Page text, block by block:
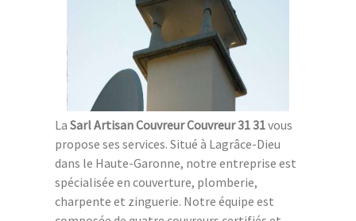
La Sarl Artisan Couvreur Couvreur 31 31vous
propose ses services. Situé à Lagrâce-Dieu
dans le Haute-Garonne, notre entreprise est
spécialisée en couverture, plomberie,
charpente et zinguerie. Notre équipe est